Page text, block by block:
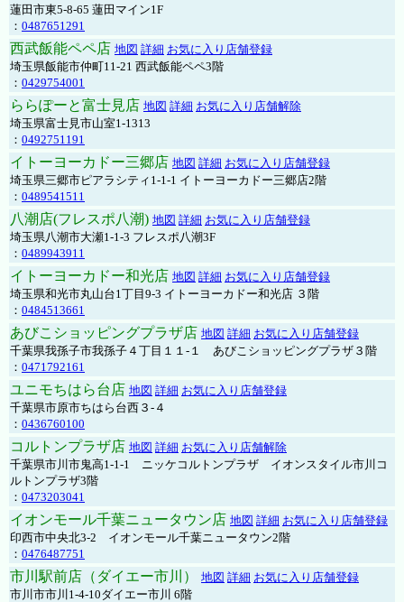
蓮田市東5-8-65 蓮田マイン1F
： 0487651291
西武飯能ペペ店 地図 詳細 お気に入り店舗登録
埼玉県飯能市仲町11-21 西武飯能ペペ3階
： 0429754001
ららぽーと富士見店 地図 詳細 お気に入り店舗解除
埼玉県富士見市山室1-1313
： 0492751191
イトーヨーカドー三郷店 地図 詳細 お気に入り店舗登録
埼玉県三郷市ピアラシティ1-1-1 イトーヨーカドー三郷店2階
： 0489541511
八潮店(フレスポ八潮) 地図 詳細 お気に入り店舗登録
埼玉県八潮市大瀬1-1-3 フレスポ八潮3F
： 0489943911
イトーヨーカドー和光店 地図 詳細 お気に入り店舗登録
埼玉県和光市丸山台1丁目9-3 イトーヨーカドー和光店 ３階
： 0484513661
あびこショッピングプラザ店 地図 詳細 お気に入り店舗登録
千葉県我孫子市我孫子４丁目１１-１ あびこショッピングプラザ３階
： 0471792161
ユニモちはら台店 地図 詳細 お気に入り店舗登録
千葉県市原市ちはら台西３-４
： 0436760100
コルトンプラザ店 地図 詳細 お気に入り店舗解除
千葉県市川市鬼高1-1-1 ニッケコルトンプラザ イオンスタイル市川コ
ルトンプラザ3階
： 0473203041
イオンモール千葉ニュータウン店 地図 詳細 お気に入り店舗登録
印西市中央北3-2 イオンモール千葉ニュータウン2階
： 0476487751
市川駅前店（ダイエー市川） 地図 詳細 お気に入り店舗登録
市川市市川1-4-10ダイエー市川 6階